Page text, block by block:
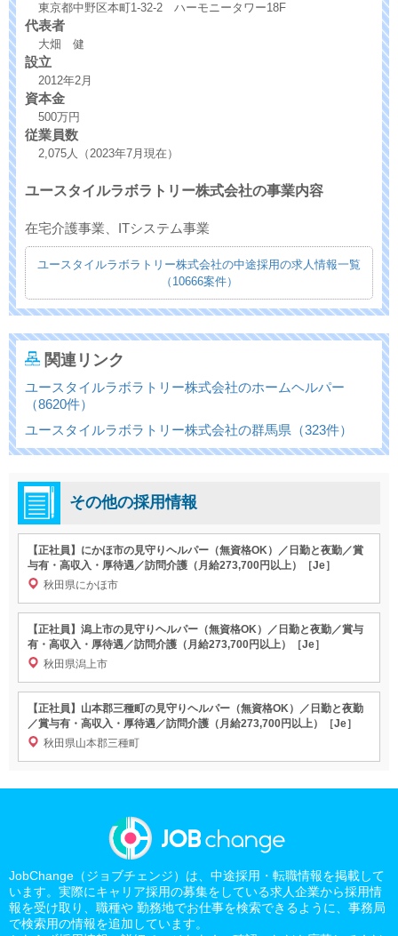
東京都中野区本町1-32-2 ハーモニータワー18F
代表者
大畑 健
設立
2012年2月
資本金
500万円
従業員数
2,075人（2023年7月現在）
ユースタイルラボラトリー株式会社の事業内容
在宅介護事業、ITシステム事業
ユースタイルラボラトリー株式会社の中途採用の求人情報一覧
（10666案件）
関連リンク
ユースタイルラボラトリー株式会社のホームヘルパー
（8620件）
ユースタイルラボラトリー株式会社の群馬県（323件）
その他の採用情報
【正社員】にかほ市の見守りヘルパー（無資格OK）／日勤と夜勤／賞
与有・高収入・厚待遇／訪問介護（月給273,700円以上）［Je］
秋田県にかほ市
【正社員】潟上市の見守りヘルパー（無資格OK）／日勤と夜勤／賞与
有・高収入・厚待遇／訪問介護（月給273,700円以上）［Je］
秋田県潟上市
【正社員】山本郡三種町の見守りヘルパー（無資格OK）／日勤と夜勤
／賞与有・高収入・厚待遇／訪問介護（月給273,700円以上）［Je］
秋田県山本郡三種町
JobChange（ジョブチェンジ）は、中途採用・転職情報を掲載して
います。実際にキャリア採用の募集をしている求人企業から採用情
報を受け取り、職種や 勤務地でお仕事を検索できるように、事務局
で検索用の情報を追加しています。